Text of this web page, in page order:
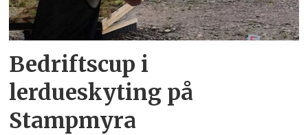
Bedriftscup i
lerdueskyting på
Stampmyra